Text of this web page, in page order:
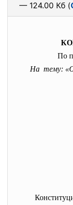
— 124.00 Кб (
По
На тему: